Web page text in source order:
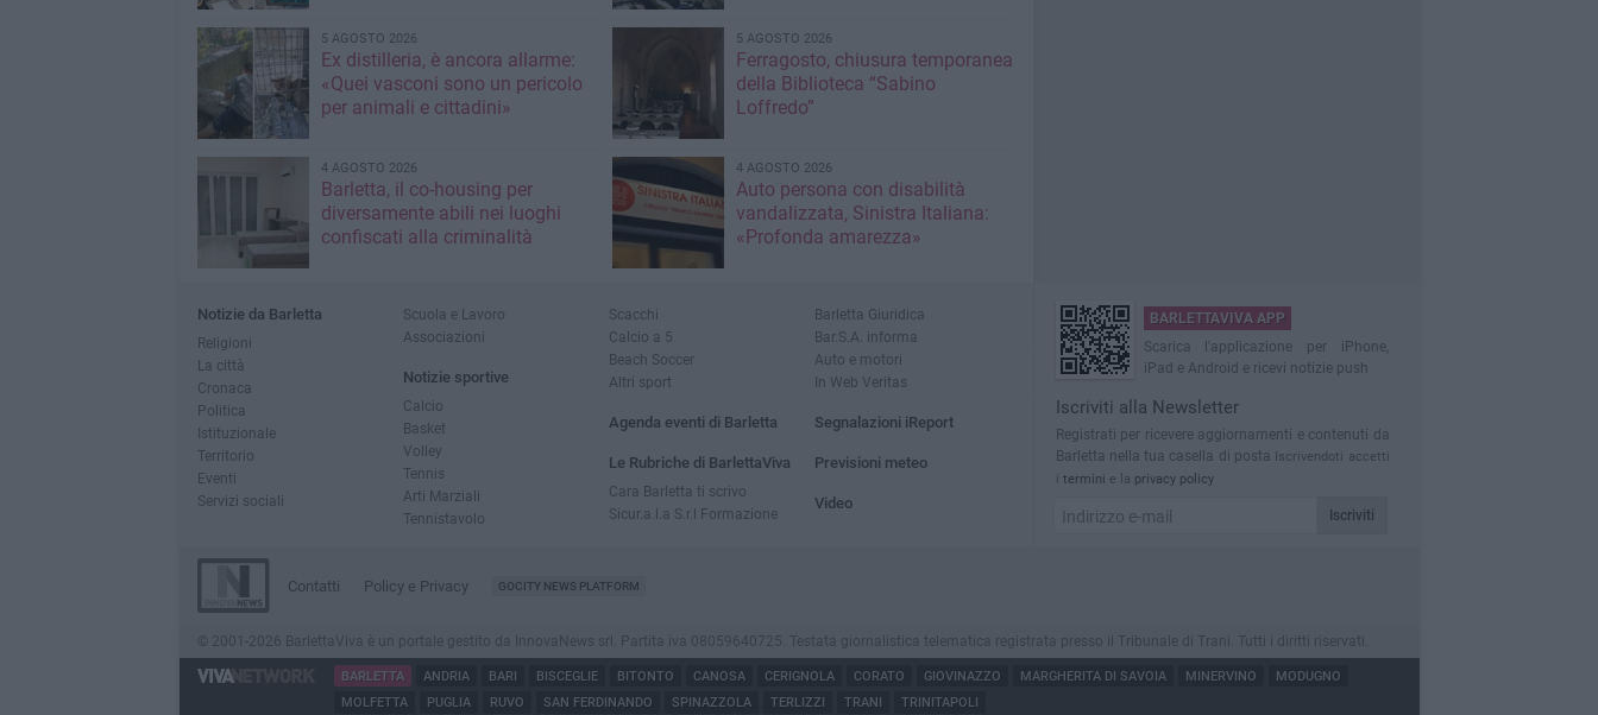
5 AGOSTO 2026
Ex distilleria, è ancora allarme:
«Quei vasconi sono un pericolo
per animali e cittadini»
5 AGOSTO 2026
Ferragosto, chiusura temporanea
della Biblioteca “Sabino
Loffredo”
4 AGOSTO 2026
Barletta, il co-housing per
diversamente abili nei luoghi
confiscati alla criminalità
4 AGOSTO 2026
Auto persona con disabilità
vandalizzata, Sinistra Italiana:
«Profonda amarezza»
Notizie da Barletta
Religioni
La città
Cronaca
Politica
Istituzionale
Territorio
Eventi
Servizi sociali
Scuola e Lavoro
Associazioni
Notizie sportive
Calcio
Basket
Volley
Tennis
Arti Marziali
Tennistavolo
Scacchi
Calcio a 5
Beach Soccer
Altri sport
Agenda eventi di Barletta
Le Rubriche di BarlettaViva
Cara Barletta ti scrivo
Sicur.a.l.a S.r.l Formazione
Barletta Giuridica
Bar.S.A. informa
Auto e motori
In Web Veritas
Segnalazioni iReport
Previsioni meteo
Video
BARLETTAVIVA APP
Scarica l'applicazione per iPhone,
iPad e Android e ricevi notizie push
Iscriviti alla Newsletter
Registrati per ricevere aggiornamenti e contenuti da
Barletta nella tua casella di posta Iscrivendoti accetti
i termini e la privacy policy
Iscriviti
Contatti Policy e Privacy GOCITY NEWS PLATFORM
© 2001-2026 BarlettaViva è un portale gestito da InnovaNews srl. Partita iva 08059640725. Testata giornalistica telematica registrata presso il Tribunale di Trani. Tutti i diritti riservati.
BARLETTA ANDRIA BARI BISCEGLIE BITONTO CANOSA CERIGNOLA CORATO GIOVINAZZO MARGHERITA DI SAVOIA MINERVINO
MODUGNO
MOLFETTA
PUGLIA RUVO SAN FERDINANDO SPINAZZOLA TERLIZZI TRANI TRINITAPOLI